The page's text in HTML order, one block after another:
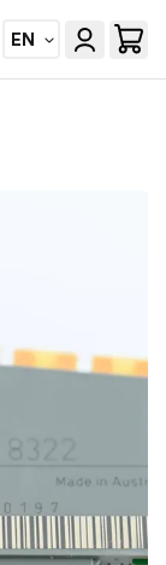
EN